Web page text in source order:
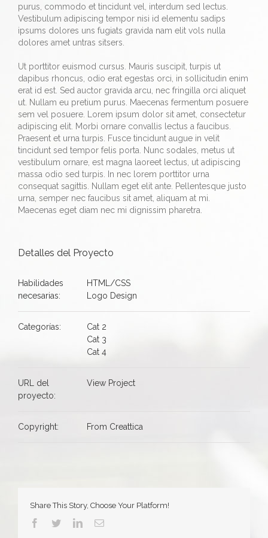
purus, commodo et tincidunt vel, interdum sed lectus.
Vestibulum adipiscing tempor nisi id elementu sadips
ipsums dolores uns fugiats gravida nam elit vols nulla
dolores amet untras sitsers.
Ut porttitor euismod cursus. Mauris suscipit, turpis ut
dapibus rhoncus, odio erat egestas orci, in sollicitudin enim
erat id est. Sed auctor gravida arcu, nec fringilla orci aliquet
ut. Nullam eu pretium purus. Maecenas fermentum posuere
sem vel posuere. Lorem ipsum dolor sit amet, consectetur
adipiscing elit. Morbi ornare convallis lectus a faucibus.
Praesent et urna turpis. Fusce tincidunt augue in velit
tincidunt sed tempor felis porta. Nunc sodales, metus ut
vestibulum ornare, est magna laoreet lectus, ut adipiscing
massa odio sed turpis. In nec lorem porttitor urna
consequat sagittis. Nullam eget elit ante. Pellentesque justo
urna, semper nec faucibus sit amet, aliquam at mi.
Maecenas eget diam nec mi dignissim pharetra.
Detalles del Proyecto
Habilidades
necesarias:
HTML/CSS
Logo Design
Categorías:
Cat 2
Cat 3
Cat 4
URL del
proyecto:
View Project
Copyright: From Creattica
Share This Story, Choose Your Platform!
Facebook
TwitterLinkedInCorreo